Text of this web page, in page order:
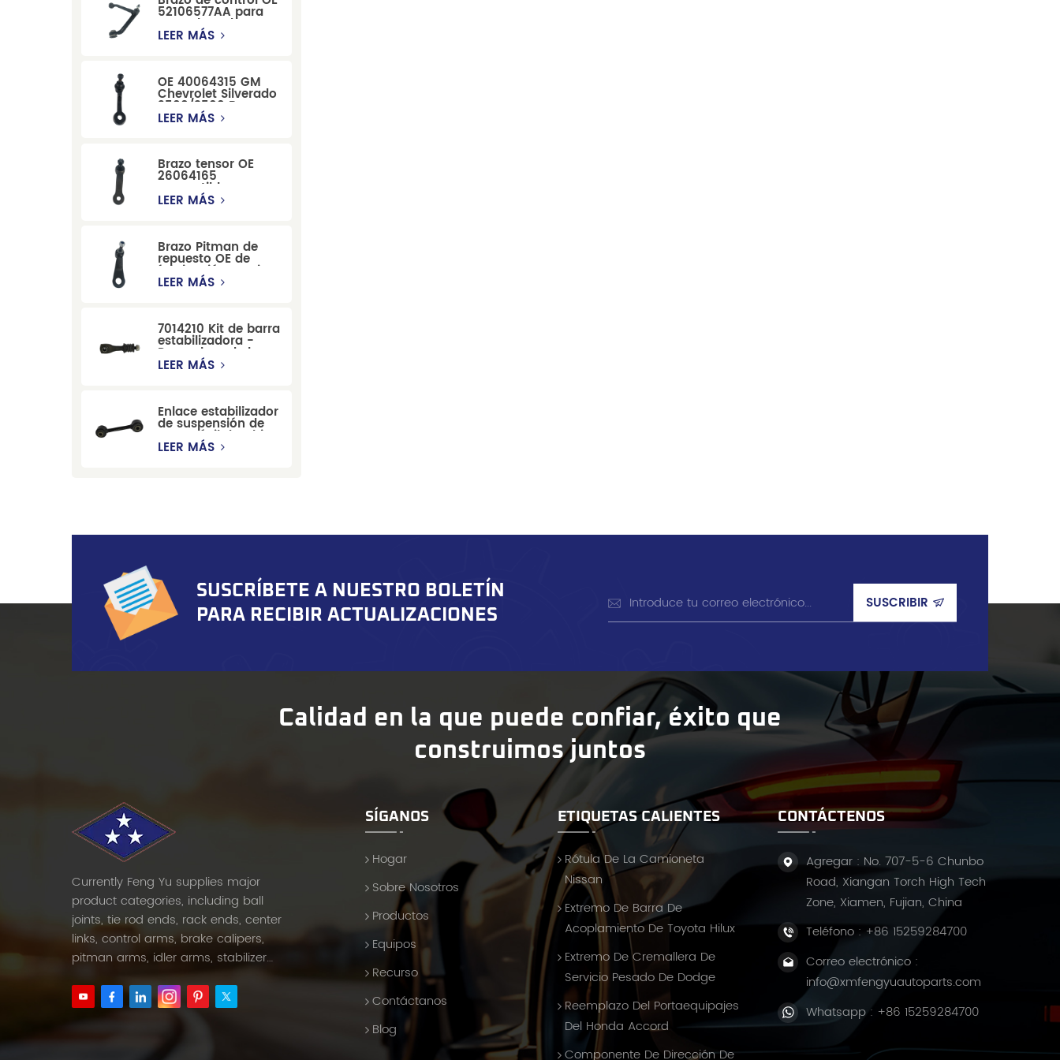
52106577AA para
reemplazo de
suspensión de
LEER MÁS
OE 40064315 GM
Chevrolet Silverado
2500/3500 Brazo
tensor para una
LEER MÁS
Brazo tensor OE
26064165
compatible con
modelos Cadillac
LEER MÁS
Brazo Pitman de
repuesto OE de
fabricación precisa
12479051, fabricado
Cadillac, Chevrolet
y Hummer.
LEER MÁS
7014210 Kit de barra
estabilizadora -
Reemplazo de barra
estabilizadora de
LEER MÁS
Enlace estabilizador
de suspensión de
automóvil de China
para Chevrolet
LEER MÁS
SUSCRÍBETE A NUESTRO BOLETÍN
PARA RECIBIR ACTUALIZACIONES
Calidad en la que puede confiar, éxito que
construimos juntos
Currently Feng Yu supplies major
product categories, including ball
joints, tie rod ends, rack ends, center
links, control arms, brake calipers,
pitman arms, idler arms, stabilizer
links and etc.
SÍGANOS
Hogar
Sobre Nosotros
Productos
Equipos
Recurso
Contáctanos
Blog
ETIQUETAS CALIENTES
Rótula De La Camioneta
Nissan
Extremo De Barra De
Acoplamiento De Toyota Hilux
Extremo De Cremallera De
Servicio Pesado De Dodge
Reemplazo Del Portaequipajes
Del Honda Accord
Componente De Dirección De
CONTÁCTENOS
Agregar : No. 707-5-6 Chunbo
Road, Xiangan Torch High Tech
Zone, Xiamen, Fujian, China
Teléfono : +86 15259284700
Correo electrónico :
info@xmfengyuautoparts.com
Whatsapp : +86 15259284700